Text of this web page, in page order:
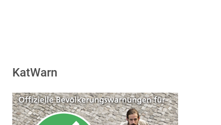
KatWarn